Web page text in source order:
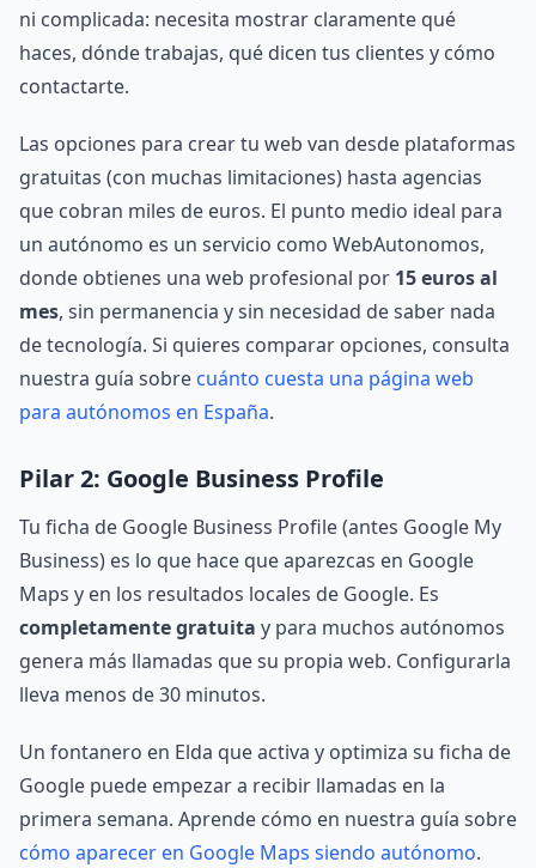
ni complicada: necesita mostrar claramente qué
haces, dónde trabajas, qué dicen tus clientes y cómo
contactarte.
Las opciones para crear tu web van desde plataformas
gratuitas (con muchas limitaciones) hasta agencias
que cobran miles de euros. El punto medio ideal para
un autónomo es un servicio como WebAutonomos,
donde obtienes una web profesional por 15 euros al
mes, sin permanencia y sin necesidad de saber nada
de tecnología. Si quieres comparar opciones, consulta
nuestra guía sobre cuánto cuesta una página web
para autónomos en España.
Pilar 2: Google Business Profile
Tu ficha de Google Business Profile (antes Google My
Business) es lo que hace que aparezcas en Google
Maps y en los resultados locales de Google. Es
completamente gratuita y para muchos autónomos
genera más llamadas que su propia web. Configurarla
lleva menos de 30 minutos.
Un fontanero en Elda que activa y optimiza su ficha de
Google puede empezar a recibir llamadas en la
primera semana. Aprende cómo en nuestra guía sobre
cómo aparecer en Google Maps siendo autónomo.